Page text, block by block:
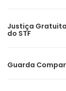
Justiça
do STF
Guarda